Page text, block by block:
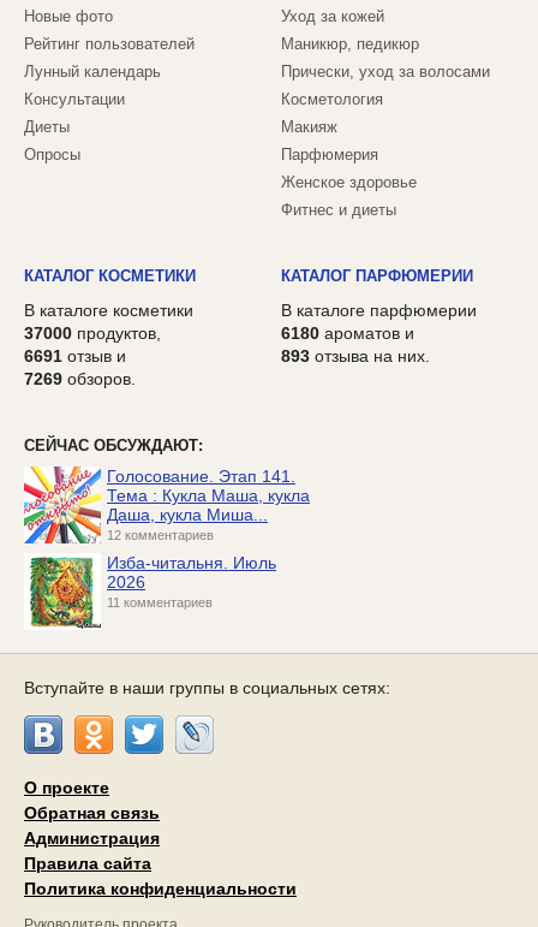
Новые фото
Рейтинг пользователей
Лунный календарь
Консультации
Диеты
Опросы
Уход за кожей
Маникюр, педикюр
Прически, уход за волосами
Косметология
Макияж
Парфюмерия
Женское здоровье
Фитнес и диеты
КАТАЛОГ КОСМЕТИКИ
В каталоге косметики
37000 продуктов,
6691 отзыв и
7269 обзоров.
КАТАЛОГ ПАРФЮМЕРИИ
В каталоге парфюмерии
6180 ароматов и
893 отзыва на них.
СЕЙЧАС ОБСУЖДАЮТ:
Голосование. Этап 141.
Тема : Кукла Маша, кукла
Даша, кукла Миша...
12 комментариев
Изба-читальня. Июль
2026
11 комментариев
Вступайте в наши группы в социальных сетях:
О проекте
Обратная связь
Администрация
Правила сайта
Политика конфиденциальности